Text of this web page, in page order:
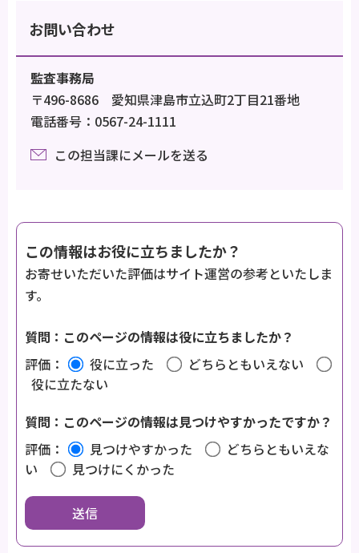
お問い合わせ
監査事務局
〒496-8686 愛知県津島市立込町2丁目21番地
電話番号：0567-24-1111
この担当課にメールを送る
この情報はお役に立ちましたか？
お寄せいただいた評価はサイト運営の参考といたしま
す。
質問：このページの情報は役に立ちましたか？
評価：
役に立った
どちらともいえない
役に立たない
質問：このページの情報は見つけやすかったですか？
評価：
見つけやすかった
どちらともいえな
い
見つけにくかった